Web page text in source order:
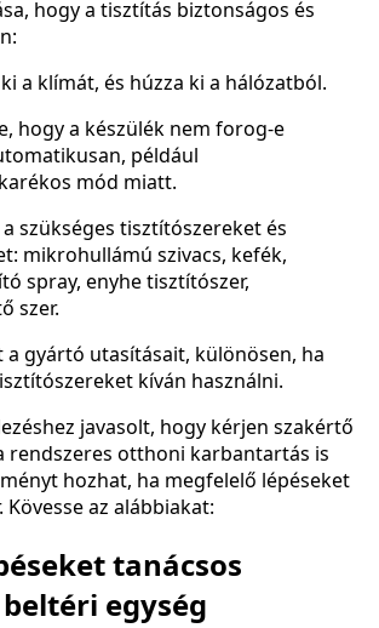
hogy a tisztítás biztonságos és
a klímát, és húzza ki a hálózatból.
hogy a készülék nem forog-e
például
mód miatt.
szükséges tisztítószereket és
mikrohullámú szivacs, kefék,
spray, enyhe tisztítószer,
szer.
a gyártó utasításait, különösen, ha
kíván használni.
javasolt, hogy kérjen szakértő
rendszeres otthoni karbantartás is
hozhat, ha megfelelő lépéseket
Kövesse az alábbiakat:
tanácsos
egység